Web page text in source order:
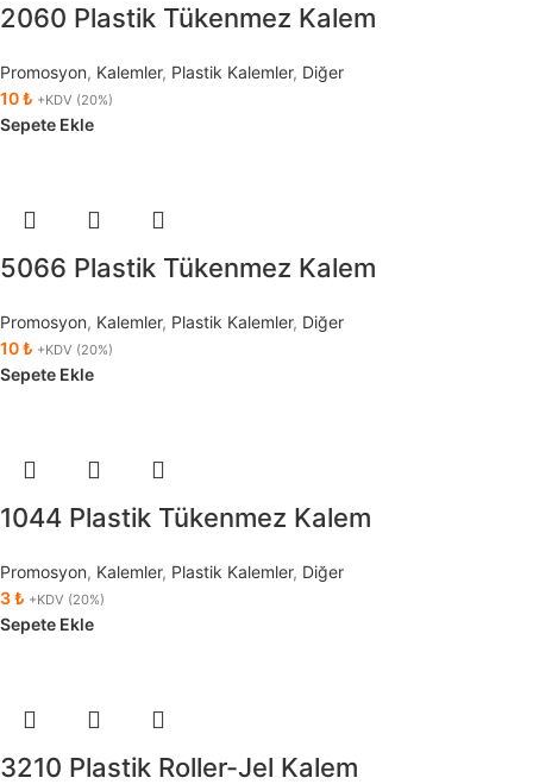
2060 Plastik Tükenmez Kalem
Promosyon, Kalemler, Plastik Kalemler, Diğer
10₺ +KDV (20%)
Sepete Ekle
5066 Plastik Tükenmez Kalem
Promosyon, Kalemler, Plastik Kalemler, Diğer
10₺ +KDV (20%)
Sepete Ekle
1044 Plastik Tükenmez Kalem
Promosyon, Kalemler, Plastik Kalemler, Diğer
3₺ +KDV (20%)
Sepete Ekle
3210 Plastik Roller-Jel Kalem